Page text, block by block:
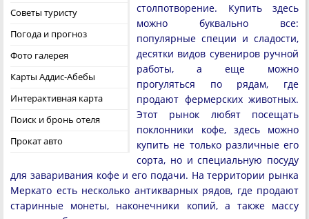
Советы туристу
Погода и прогноз
Фото галерея
Карты Аддис-Абебы
Интерактивная карта
Поиск и бронь отеля
Прокат авто
столпотворение. Купить здесь
можно буквально все:
популярные специи и сладости,
десятки видов сувениров ручной
работы, а еще можно
прогуляться по рядам, где
продают фермерских животных.
Этот рынок любят посещать
поклонники кофе, здесь можно
купить не только различные его
сорта, но и специальную посуду
для заваривания кофе и его подачи. На территории рынка
Меркато есть несколько антикварных рядов, где продают
старинные монеты, наконечники копий, а также массу